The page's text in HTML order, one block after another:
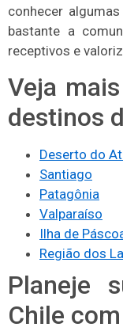
conhecer
bastante a
receptivos e
Veja
destinos
Deserto do
Santiago
Patagônia
Valparaíso
Ilha de
Região dos
Planeje
Chile